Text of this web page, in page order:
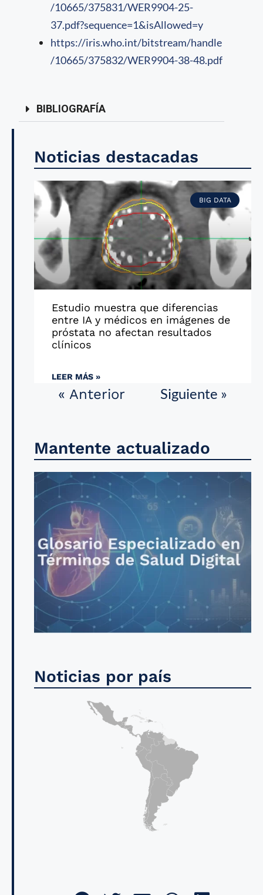
/10665/375831/WER9904-25-
37.pdf?sequence=1&isAllowed=y
https://iris.who.int/bitstream/handle
/10665/375832/WER9904-38-48.pdf
BIBLIOGRAFÍA
Noticias destacadas
BIG DATA
Estudio muestra que diferencias
entre IA y médicos en imágenes de
próstata no afectan resultados
clínicos
LEER MÁS »
« Anterior Siguiente »
Mantente actualizado
Noticias por país